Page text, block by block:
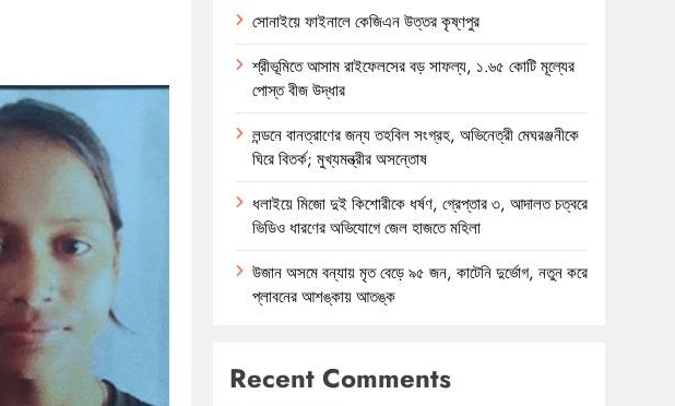
সোনাইয়ে ফাইনালে কেজিএন উত্তর কৃষ্ণপুর
শ্রীভূমিতে আসাম রাইফেলসের বড় সাফল্য, ১.৬৫ কোটি মূল্যের
পোস্ত বীজ উদ্ধার
লন্ডনে বানত্রাণের জন্য তহবিল সংগ্রহ, অভিনেত্রী মেঘরঞ্জনীকে
ঘিরে বিতর্ক; মুখ্যমন্ত্রীর অসন্তোষ
ধলাইয়ে মিজো দুই কিশোরীকে ধর্ষণ, গ্রেপ্তার ৩, আদালত চত্বরে
ভিডিও ধারণের অভিযোগে জেল হাজতে মহিলা
উজান অসমে বন্যায় মৃত বেড়ে ৯৫ জন, কাটেনি দুর্ভোগ, নতুন করে
প্লাবনের আশঙ্কায় আতঙ্ক
Recent Comments